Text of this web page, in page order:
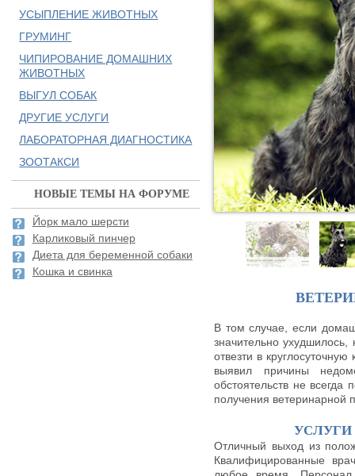
В том случае, если
значительно
отвезти в
выявил причины
обстоятельств не всегда
получения ветеринарной
УСЛУГИ
Отличный выход из
Квалифицированные
УСЫПЛЕНИЕ ЖИВОТНЫХ
ГРУМИНГ
ЧИПИРОВАНИЕ ДОМАШНИХ
ЖИВОТНЫХ
ВЫГУЛ СОБАК
ДРУГИЕ УСЛУГИ
ЛАБОРАТОРНАЯ ДИАГНОСТИКА
ЗООТАКСИ
НОВЫЕ ТЕМЫ НА ФОРУМЕ
Йорк мало шерсти
Карликовый пинчер
Диета для беременной собаки
Кошка и свинка